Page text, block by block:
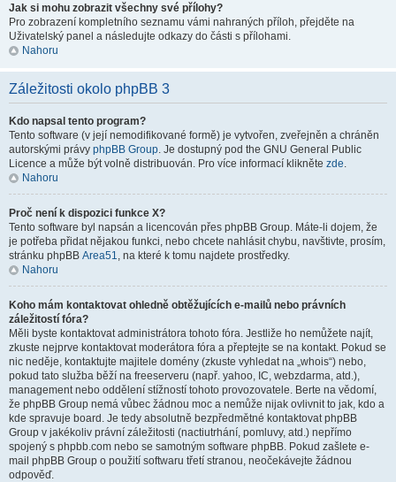
Jak si mohu zobrazit všechny své přílohy?
Pro zobrazení kompletního seznamu vámi nahraných příloh, přejděte na
Uživatelský panel a následujte odkazy do části s přílohami.
Nahoru
Záležitosti okolo phpBB 3
Kdo napsal tento program?
Tento software (v její nemodifikované formě) je vytvořen, zveřejněn a chráněn
autorskými právy phpBB Group. Je dostupný pod the GNU General Public
Licence a může být volně distribuován. Pro více informací klikněte zde.
Nahoru
Proč není k dispozici funkce X?
Tento software byl napsán a licencován přes phpBB Group. Máte-li dojem, že
je potřeba přidat nějakou funkci, nebo chcete nahlásit chybu, navštivte, prosím,
stránku phpBB Area51, na které k tomu najdete prostředky.
Nahoru
Koho mám kontaktovat ohledně obtěžujících e-mailů nebo právních
záležitostí fóra?
Měli byste kontaktovat administrátora tohoto fóra. Jestliže ho nemůžete najít,
zkuste nejprve kontaktovat moderátora fóra a přeptejte se na kontakt. Pokud se
nic neděje, kontaktujte majitele domény (zkuste vyhledat na „whois“) nebo,
pokud tato služba běží na freeserveru (např. yahoo, IC, webzdarma, atd.),
management nebo oddělení stížností tohoto provozovatele. Berte na vědomí,
že phpBB Group nemá vůbec žádnou moc a nemůže nijak ovlivnit to jak, kdo a
kde spravuje board. Je tedy absolutně bezpředmětné kontaktovat phpBB
Group v jakékoliv právní záležitosti (nactiutrhání, pomluvy, atd.) nepřímo
spojený s phpbb.com nebo se samotným software phpBB. Pokud zašlete e-
mail phpBB Group o použití softwaru třetí stranou, neočekávejte žádnou
odpověď.